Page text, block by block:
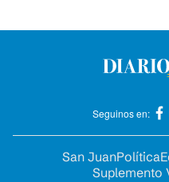
Seguinos en:
San JuanPolítica
Suplemento